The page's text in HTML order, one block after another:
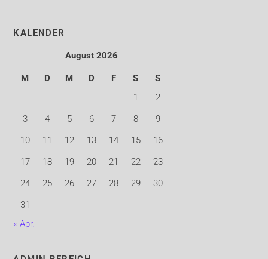
KALENDER
August 2026
M D M D F S
S
1
2
3
4 5 6 7 8
9
10
11 12 13 14 15
16
17
18 19 20 21 22
23
24
25 26 27 28 29
30
31
« Apr.